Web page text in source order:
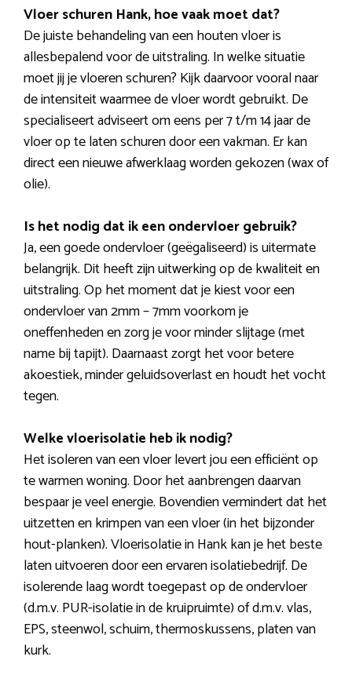
Vloer schuren Hank, hoe vaak moet dat?
De juiste behandeling van een houten vloer is
allesbepalend voor de uitstraling. In welke situatie
moet jij je vloeren schuren? Kijk daarvoor vooral naar
de intensiteit waarmee de vloer wordt gebruikt. De
specialiseert adviseert om eens per 7 t/m 14 jaar de
vloer op te laten schuren door een vakman. Er kan
direct een nieuwe afwerklaag worden gekozen (wax of
olie).
Is het nodig dat ik een ondervloer gebruik?
Ja, een goede ondervloer (geëgaliseerd) is uitermate
belangrijk. Dit heeft zijn uitwerking op de kwaliteit en
uitstraling. Op het moment dat je kiest voor een
ondervloer van 2mm – 7mm voorkom je
oneffenheden en zorg je voor minder slijtage (met
name bij tapijt). Daarnaast zorgt het voor betere
akoestiek, minder geluidsoverlast en houdt het vocht
tegen.
Welke vloerisolatie heb ik nodig?
Het isoleren van een vloer levert jou een efficiënt op
te warmen woning. Door het aanbrengen daarvan
bespaar je veel energie. Bovendien vermindert dat het
uitzetten en krimpen van een vloer (in het bijzonder
hout-planken). Vloerisolatie in Hank kan je het beste
laten uitvoeren door een ervaren isolatiebedrijf. De
isolerende laag wordt toegepast op de ondervloer
(d.m.v. PUR-isolatie in de kruipruimte) of d.m.v. vlas,
EPS, steenwol, schuim, thermoskussens, platen van
kurk.